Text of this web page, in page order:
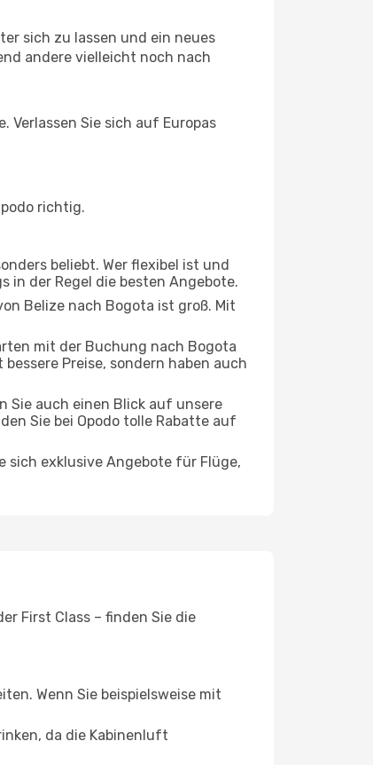
sich zu lassen und ein neues
andere vielleicht noch nach
Verlassen Sie sich auf Europas
richtig.
beliebt. Wer flexibel ist und
in der Regel die besten Angebote.
Belize nach Bogota ist groß. Mit
mit der Buchung nach Bogota
Preise, sondern haben auch
Sie auch einen Blick auf unsere
Sie bei Opodo tolle Rabatte auf
sich exklusive Angebote für Flüge,
First Class – finden Sie die
Wenn Sie beispielsweise mit
da die Kabinenluft